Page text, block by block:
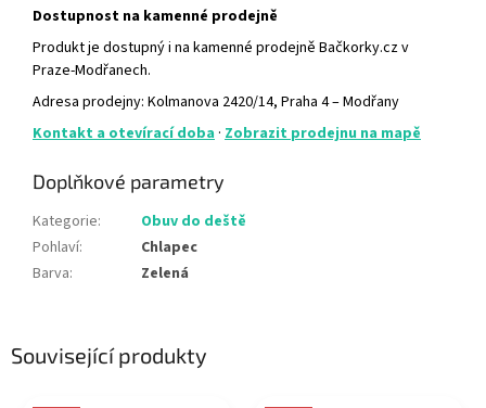
Související produkty
Dostupnost na kamenné prodejně
Produkt je dostupný i na kamenné prodejně Bačkorky.cz v
Praze-Modřanech.
Adresa prodejny: Kolmanova 2420/14, Praha 4 – Modřany
Kontakt a otevírací doba · Zobrazit prodejnu na mapě
Doplňkové parametry
Kategorie:
Obuv do deště
Pohlaví:
Chlapec
Barva: Zelená